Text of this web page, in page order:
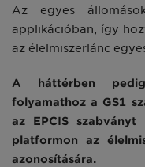
Az egyes
applikációban, így
az élelmiszerlánc
A háttérben
folyamathoz a GS1
az EPCIS
platformon az
azonosítására.